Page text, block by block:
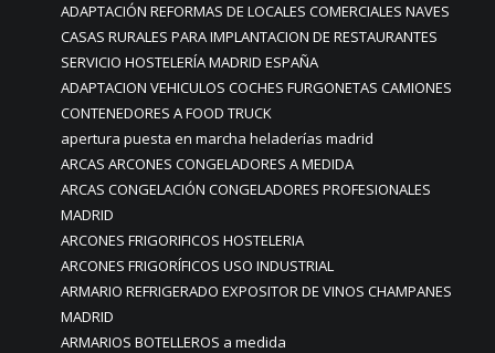
ADAPTACIÓN REFORMAS DE LOCALES COMERCIALES NAVES
CASAS RURALES PARA IMPLANTACION DE RESTAURANTES
SERVICIO HOSTELERÍA MADRID ESPAÑA
ADAPTACION VEHICULOS COCHES FURGONETAS CAMIONES
CONTENEDORES A FOOD TRUCK
apertura puesta en marcha heladerías madrid
ARCAS ARCONES CONGELADORES A MEDIDA
ARCAS CONGELACIÓN CONGELADORES PROFESIONALES
MADRID
ARCONES FRIGORIFICOS HOSTELERIA
ARCONES FRIGORÍFICOS USO INDUSTRIAL
ARMARIO REFRIGERADO EXPOSITOR DE VINOS CHAMPANES
MADRID
ARMARIOS BOTELLEROS a medida